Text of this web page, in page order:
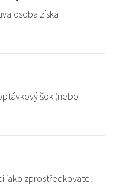
osoba získá
šok (nebo
jako zprostředkovatel